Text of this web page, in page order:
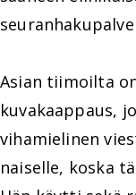
Asian tiimoilta
kuvakaappaus,
vihamielinen
naiselle, koska